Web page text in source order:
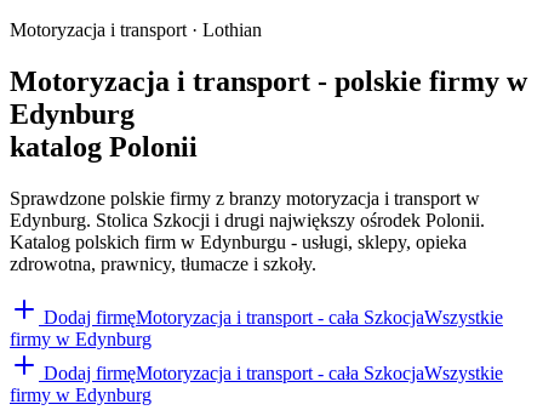
Motoryzacja i transport · Lothian
Motoryzacja i transport - polskie firmy w
Edynburg
katalog Polonii
Sprawdzone polskie firmy z branzy motoryzacja i transport w
Edynburg. Stolica Szkocji i drugi największy ośrodek Polonii.
Katalog polskich firm w Edynburgu - usługi, sklepy, opieka
zdrowotna, prawnicy, tłumacze i szkoły.
Dodaj firmęMotoryzacja i transport - cała SzkocjaWszystkie
firmy w Edynburg
Dodaj firmęMotoryzacja i transport - cała SzkocjaWszystkie
firmy w Edynburg